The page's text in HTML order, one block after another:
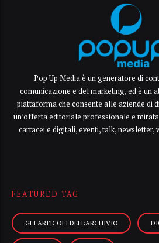
Pop Up Media è un generatore di
comunicazione e del marketing, ed è un
piattaforma che consente alle aziende di
un’offerta editoriale professionale e
cartacei e digitali, eventi, talk, newsletter,
FEATURED TAG
GLI ARTICOLI DELL’ARCHIVIO